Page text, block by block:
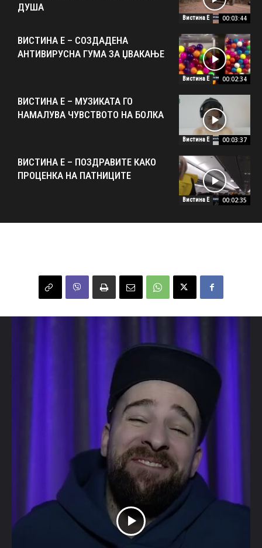
Вистина Е 00:03:44
ДУША
Вистина Е 00:02:34
ВИСТИНА Е – СОЗДАДЕНА
АНТИВИРУСНА ГУМА ЗА ЏВАКАЊЕ
Вистина Е 00:03:37
ВИСТИНА Е – МУЗИКАТА ГО
НАМАЛУВА ЧУВСТВОТО НА БОЛКА
Вистина Е 00:02:35
ВИСТИНА Е – ПОЗДРАВИТЕ КАКО
ПРОЦЕНКА НА ПАТНИЦИТЕ